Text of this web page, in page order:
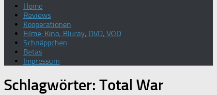
Home
Reviews
Kooperationen
Filme: Kino, Bluray, DVD, VOD
Schnäppchen
Betas
Impressum
Schlagwörter: Total War